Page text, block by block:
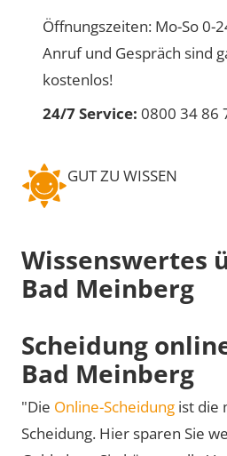
Öffnungszeiten: Mo-So 0-
Anruf und Gespräch sind
kostenlos!
24/7 Service: 0800 34 86
GUT ZU WISSEN
Wissenswertes
Bad Meinberg
Scheidung
Bad Meinberg
"Die Online-Scheidung ist die
Scheidung. Hier sparen Sie